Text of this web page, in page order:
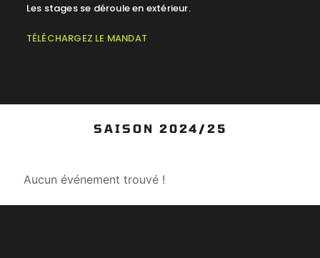
Les stages se déroule en extérieur.
TÉLÉCHARGEZ LE MANDAT
SAISON 2024/25
Aucun événement trouvé !